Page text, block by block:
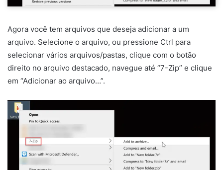
Agora você tem arquivos que deseja adicionar a um
arquivo. Selecione o arquivo, ou pressione Ctrl para
selecionar vários arquivos/pastas, clique com o botão
direito no arquivo destacado, navegue até “7-Zip” e clique
em “Adicionar ao arquivo…”.